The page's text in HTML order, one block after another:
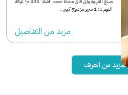
النوم 1: 1 سرير مزدوج كبير...
مزید من التفاصیل
من الغرف